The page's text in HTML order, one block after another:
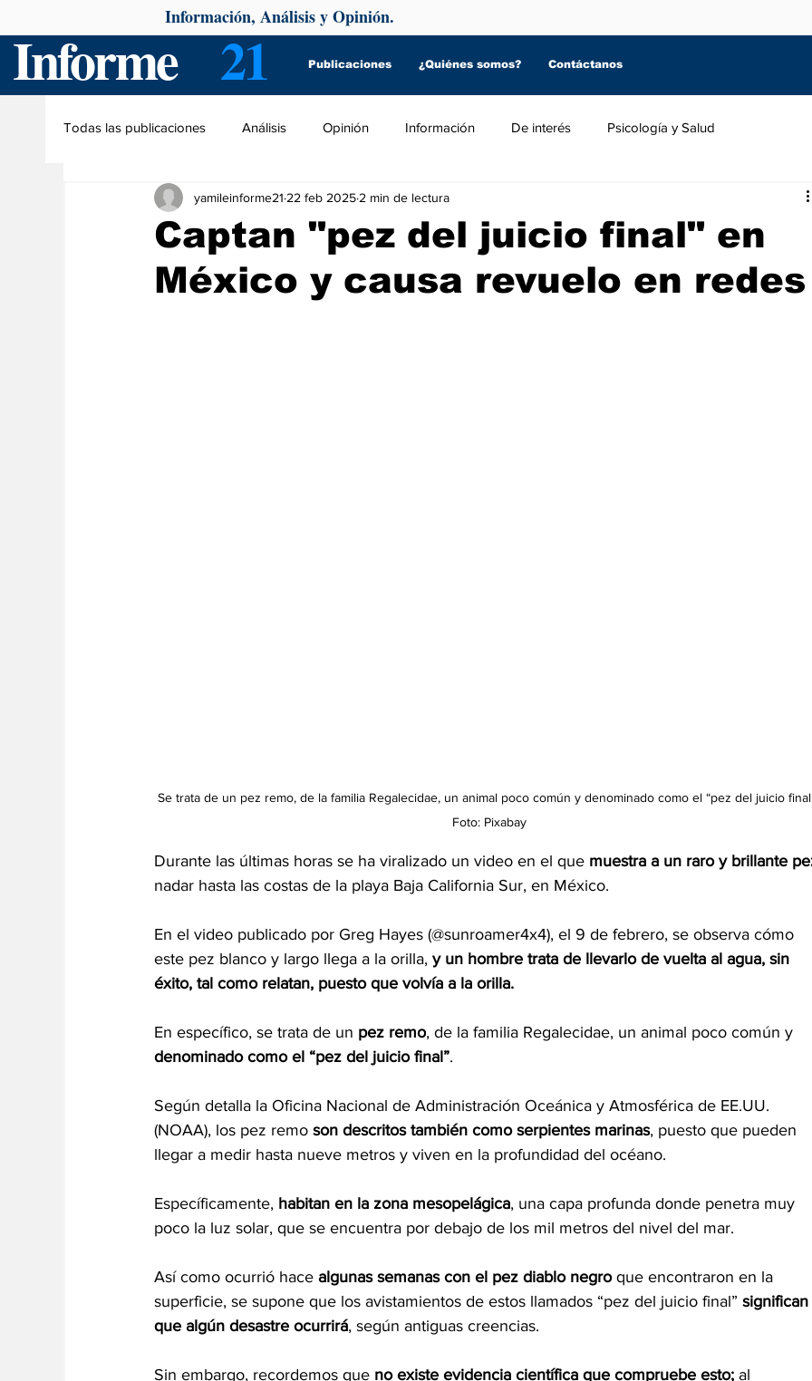
Informe 21 Publicaciones ¿Quiénes somos? Contáctanos
Información, Análisis y Opinión.
Todas las publicaciones Análisis Opinión Información De interés Psicología y Salud
Captan "pez del juicio final" en
México y causa revuelo en redes
yamileinforme21 22 feb 2025 2 min de lectura
Se trata de un pez remo, de la familia Regalecidae, un animal poco común y denominado como el “pez del juicio
Foto: Pixabay
Durante las últimas horas se ha viralizado un video en el que muestra a un raro y brillante
nadar hasta las costas de la playa Baja California Sur, en México.
En el video publicado por Greg Hayes (@sunroamer4x4), el 9 de febrero, se observa cómo
este pez blanco y largo llega a la orilla, y un hombre trata de llevarlo de vuelta al agua, sin
éxito, tal como relatan, puesto que volvía a la orilla.
En específico, se trata de un pez remo, de la familia Regalecidae, un animal poco común y
denominado como el “pez del juicio final”.
Según detalla la Oficina Nacional de Administración Oceánica y Atmosférica de EE.UU.
(NOAA), los pez remo son descritos también como serpientes marinas, puesto que pueden
llegar a medir hasta nueve metros y viven en la profundidad del océano.
Específicamente, habitan en la zona mesopelágica, una capa profunda donde penetra muy
poco la luz solar, que se encuentra por debajo de los mil metros del nivel del mar.
Así como ocurrió hace algunas semanas con el pez diablo negro que encontraron en la
superficie, se supone que los avistamientos de estos llamados “pez del juicio final” significan
que algún desastre ocurrirá, según antiguas creencias.
Sin embargo, recordemos que no existe evidencia científica que compruebe esto; al